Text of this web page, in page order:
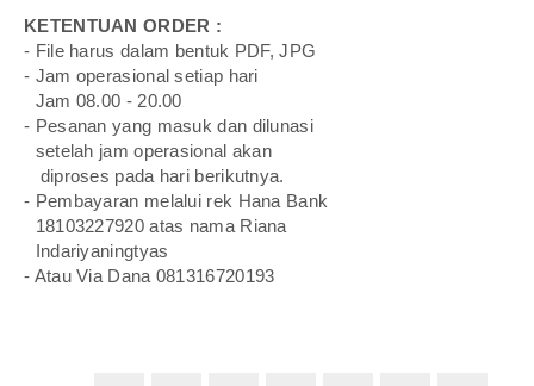
KETENTUAN ORDER :
- File harus dalam bentuk PDF, JPG
- Jam operasional setiap hari
Jam 08.00 - 20.00
- Pesanan yang masuk dan dilunasi
setelah jam operasional akan
diproses pada hari berikutnya.
- Pembayaran melalui rek Hana Bank
18103227920 atas nama Riana
Indariyaningtyas
- Atau Via Dana 081316720193